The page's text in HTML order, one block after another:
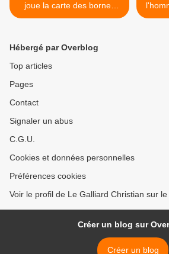
joue la carte des bornes
électriques
Hébergé par Overblog
Top articles
Pages
Contact
Signaler un abus
C.G.U.
Cookies et données personnelles
Préférences cookies
Voir le profil de Le Galliard Christian sur
Créer un blog sur
Créer un blog